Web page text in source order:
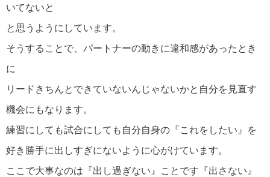
いてないと
と思うようにしています。
そうすることで、パートナーの動きに違和感があったとき
に
リードきちんとできていないんじゃないかと自分を見直す
機会にもなります。
練習にしても試合にしても自分自身の『これをしたい』を
好き勝手に出しすぎにないように心がけています。
ここで大事なのは『出し過ぎない』ことです『出さない』